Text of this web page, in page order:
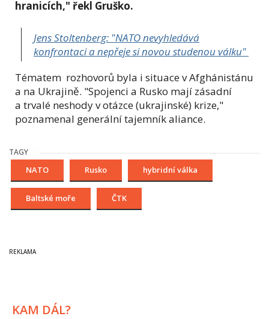
hranicích," řekl Gruško.
Jens Stoltenberg: "NATO nevyhledává
konfrontaci a nepřeje si novou studenou válku"
Tématem rozhovorů byla i situace v Afghánistánu
a na Ukrajině. "Spojenci a Rusko mají zásadní
a trvalé neshody v otázce (ukrajinské) krize,"
poznamenal generální tajemník aliance.
TAGY
NATO Rusko hybridní válka
Baltské moře ČTK
KAM DÁL?